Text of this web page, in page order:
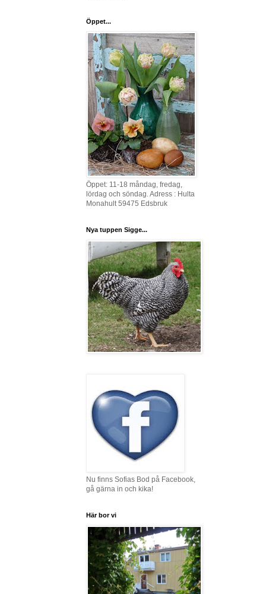
Öppet...
Öppet: 11-18 måndag, fredag,
lördag och söndag. Adress : Hulta
Monahult 59475 Edsbruk
Nya tuppen Sigge...
Nu finns Sofias Bod på Facebook,
gå gärna in och kika!
Här bor vi